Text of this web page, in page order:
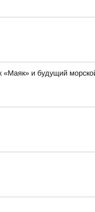
и будущий